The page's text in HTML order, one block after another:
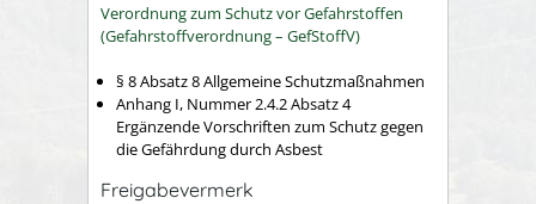
Verordnung zum Schutz vor Gefahrstoffen
(Gefahrstoffverordnung – GefStoffV)
§ 8 Absatz 8 Allgemeine Schutzmaßnahmen
Anhang I, Nummer 2.4.2 Absatz 4
Ergänzende Vorschriften zum Schutz gegen
die Gefährdung durch Asbest
Freigabevermerk